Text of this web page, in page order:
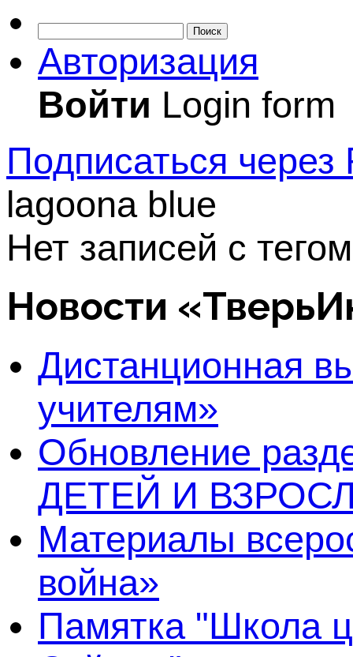
Поиск
Авторизация
Войти Login form
Подписаться через
lagoona blue
Нет записей с
Новости
Дистанционная
учителям»
Обновление
ДЕТЕЙ И
Материалы
война»
Памятка "Школа